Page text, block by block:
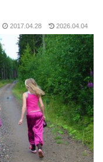
2017.04.28 2026.04.04